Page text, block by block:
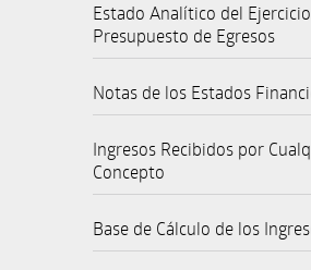
Estado Analítico del
Presupuesto de Egresos
Notas de los Estados
Ingresos Recibidos por
Concepto
Base de Cálculo de los